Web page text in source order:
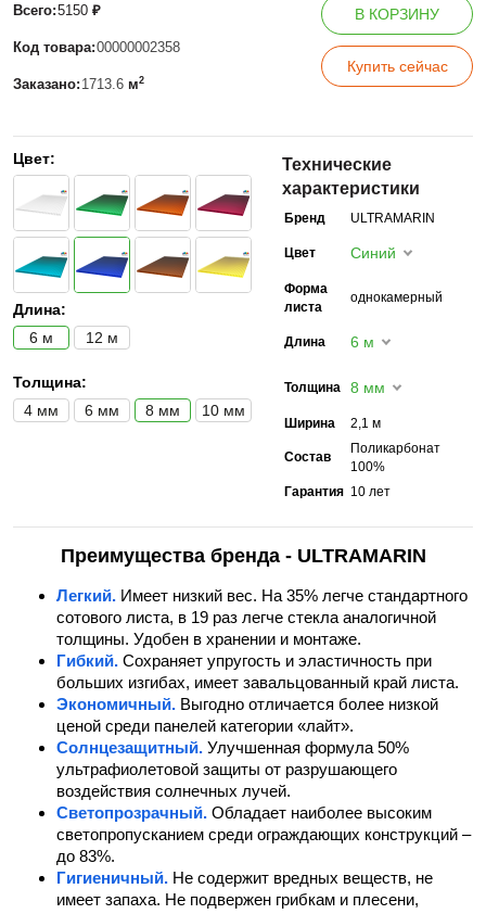
Всего:5150 ₽
Код товара:00000002358
Заказано: 1713.6 м2
В КОРЗИНУ
Купить сейчас
Цвет:
Длина:
6 м
12 м
Толщина:
4 мм
6 мм 8 мм 10 мм
Технические
характеристики
Бренд ULTRAMARIN
Цвет Синий
Форма
листа
однокамерный
Длина 6 м
Толщина 8 мм
Ширина 2,1 м
Состав
Поликарбонат
100%
Гарантия 10 лет
Преимущества бренда - ULTRAMARIN
Легкий. Имеет низкий вес. На 35% легче стандартного
сотового листа, в 19 раз легче стекла аналогичной
толщины. Удобен в хранении и монтаже.
Гибкий. Сохраняет упругость и эластичность при
больших изгибах, имеет завальцованный край листа.
Экономичный. Выгодно отличается более низкой
ценой среди панелей категории «лайт».
Солнцезащитный. Улучшенная формула 50%
ультрафиолетовой защиты от разрушающего
воздействия солнечных лучей.
Светопрозрачный. Обладает наиболее высоким
светопропусканием среди ограждающих конструкций –
до 83%.
Гигиеничный. Не содержит вредных веществ, не
имеет запаха. Не подвержен грибкам и плесени,